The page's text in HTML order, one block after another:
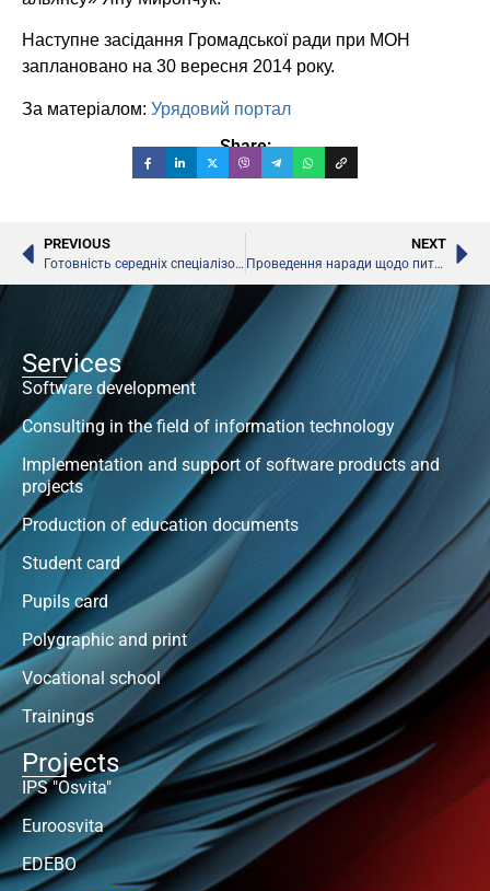
Наступне засідання Громадської ради при МОН
заплановано на 30 вересня 2014 року.
За матеріалом: Урядовий портал
Share:
PREVIOUS
Готовність середніх спеціалізованих мистецьких шкіл до нового навчального року. Мінкультури
NEXT
Проведення наради щодо питань підготовки до навчального року
Services
Software development
Consulting in the field of information technology
Implementation and support of software products and
projects
Production of education documents
Student card
Pupils card
Polygraphic and print
Vocational school
Trainings
Projects
IPS "Osvita"
Euroosvita
EDEBO